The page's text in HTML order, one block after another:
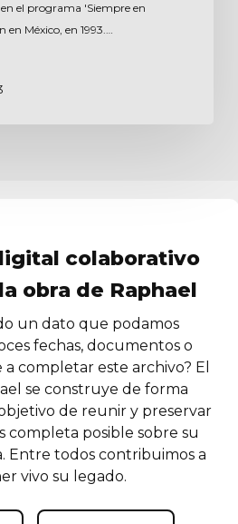
el programa 'Siempre en
México, en 1993.…
colaborativo
obra de Raphael
un dato que podamos
fechas, documentos o
completar este archivo? El
se construye de forma
de reunir y preservar
completa posible sobre su
Entre todos contribuimos a
vivo su legado.